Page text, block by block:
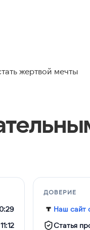
жертвой мечты
ДОВЕРИЕ
Наш сайт
Статья